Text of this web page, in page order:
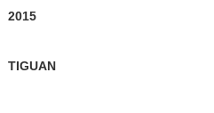
2015
TIGUAN